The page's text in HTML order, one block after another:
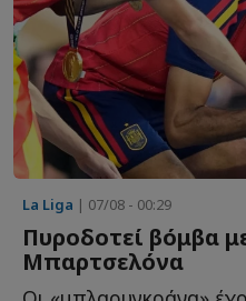
La Liga | 07/08 - 00:29
Πυροδοτεί βόμβα
Μπαρτσελόνα